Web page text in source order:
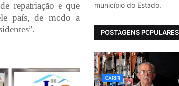
repatriação e que
país, de modo a
município do Estado.
POSTAGENS POPULARES
CARIRI